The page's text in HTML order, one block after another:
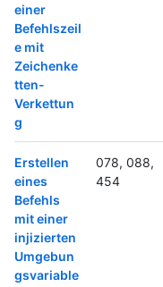
einer
Befehlszeil
e mit
Zeichenke
tten-
Verkettun
g
Erstellen
eines
Befehls
mit einer
injizierten
Umgebun
gsvariable
078, 088,
454